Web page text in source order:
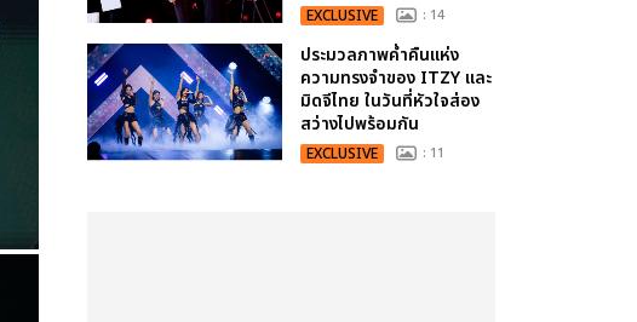
EXCLUSIVE : 14
ประมวลภาพค่ำคืนแห่ง
ความทรงจำของ ITZY และ
มิดจีไทย ในวันที่หัวใจส่อง
สว่างไปพร้อมกัน
EXCLUSIVE : 11